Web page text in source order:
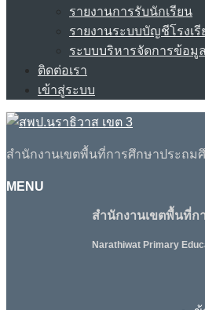
รายงานการรับนักเรียน
รายงานระบบบัญชีโรงเรี
ระบบบริหารจัดการข้อมู
ติดต่อเรา
เข้าสู่ระบบ
สำนักงานเขตพื้นที่การศึกษาประถม
MENU
สำนักงานเขตพื้นที่ก
Narathiwat Primary